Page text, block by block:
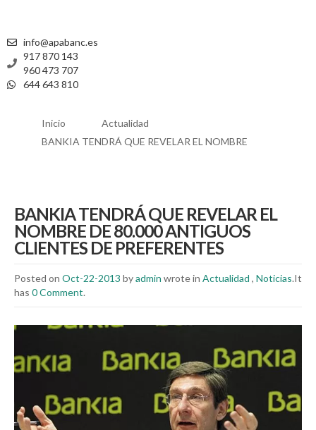
info@apabanc.es
917 870 143
960 473 707
644 643 810
Inicio
Actualidad
BANKIA TENDRÁ QUE REVELAR EL NOMBRE
BANKIA TENDRÁ QUE REVELAR EL
NOMBRE DE 80.000 ANTIGUOS
CLIENTES DE PREFERENTES
Posted on Oct-22-2013 byadmin wrote in Actualidad , Noticias.It
has 0 Comment.